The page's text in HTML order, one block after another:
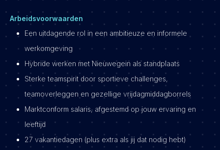
Arbeidsvoorwaarden
Een uitdagende rol in een ambitieuze en informele
werkomgeving
Hybride werken met Nieuwegein als standplaats
Sterke teamspirit door sportieve challenges,
teamoverleggen en gezellige vrijdagmiddagborrels
Marktconform salaris, afgestemd op jouw ervaring en
leeftijd
27 vakantiedagen (plus extra als jij dat nodig hebt)